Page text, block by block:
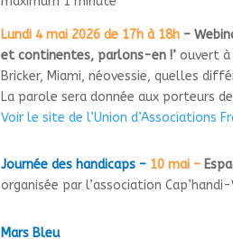
Lundi 4 mai 2026 de 17h à 18h–
et continentes, parlons-en !’ ouvert
Bricker, Miami, néovessie, quelles
La parole sera donnée aux porteurs
Voir le site de l’Union d’Associations
Journée des handicaps – 10 mai –
organisée par l’association
Mars Bleu